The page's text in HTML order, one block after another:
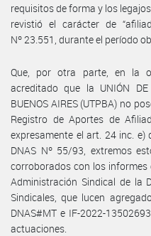
requisitos de forma y los
revistió el carácter de
Nº 23.551, durante el período
Que, por otra parte, en la
acreditado que la UNIÓN DE
BUENOS AIRES (UTPBA) no
Registro de Aportes de
expresamente el art. 24 inc. e)
DNAS Nº 55/93, extremos
corroborados con los
Administración Sindical de la
Sindicales, que lucen
DNAS#MT e IF-2022-
actuaciones.